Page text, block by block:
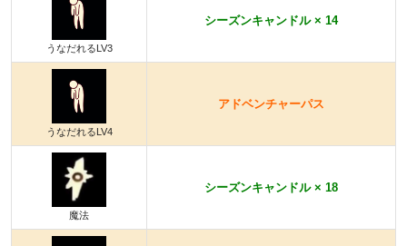
うなだれるLV3
シーズンキャンドル × 14
うなだれるLV4
アドベンチャーパス
魔法
シーズンキャンドル × 18